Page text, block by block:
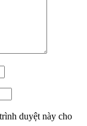
duyệt này cho